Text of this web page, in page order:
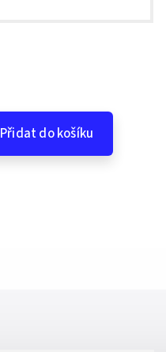
Přidat do košíku